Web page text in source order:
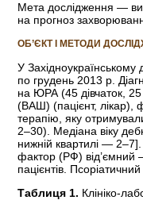
Мета дослідження —
на прогноз
ОБ’ЄКТ І МЕТОДИ
У
по грудень 2013 р.
на ЮРА (45 дівчаток, 25
(ВАШ) (пацієнт, лікар),
терапію, яку
2–30). Медіана віку
нижній квартилі —
фактор (РФ) від’ємний
пацієнтів.
Таблиця 1. Клініко-